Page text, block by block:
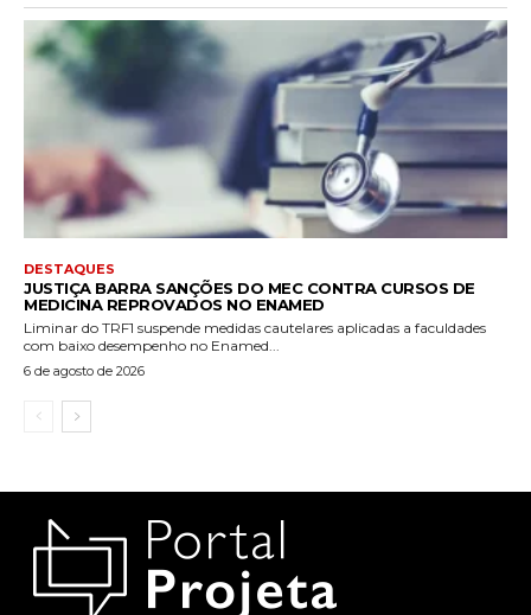
DESTAQUES
JUSTIÇA BARRA SANÇÕES DO MEC CONTRA CURSOS DE
MEDICINA REPROVADOS NO ENAMED
Liminar do TRF1 suspende medidas cautelares aplicadas a faculdades
com baixo desempenho no Enamed...
6 de agosto de 2026